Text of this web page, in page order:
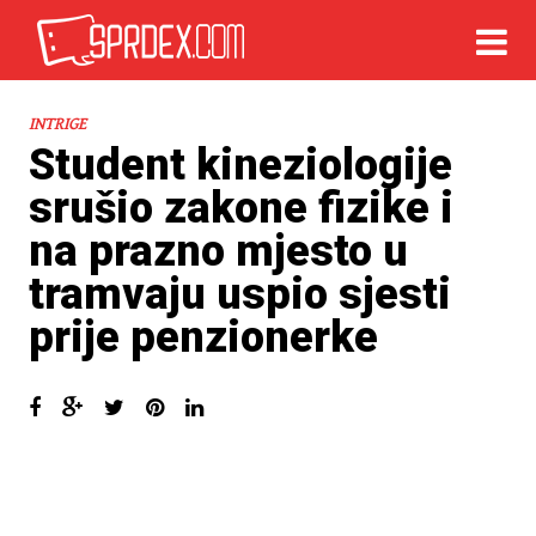
INTRIGE
Student kineziologije
srušio zakone fizike i
na prazno mjesto u
tramvaju uspio sjesti
prije penzionerke